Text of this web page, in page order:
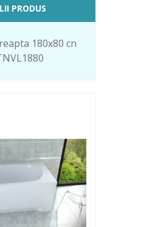
PRODUS
180x80 cn